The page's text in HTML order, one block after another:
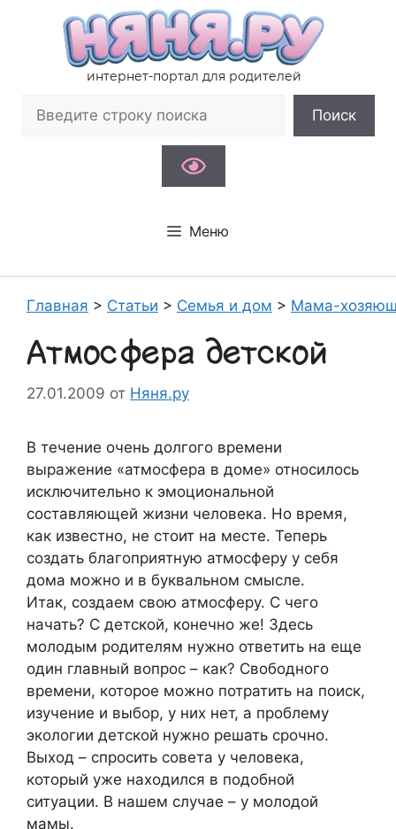
содержимому
интернет-портал для родителей
Поиск
Меню
Главная > Статьи > Семья и дом > Мама-
Атмосфера детской
27.01.2009 от Няня.ру
В течение очень долгого времени
выражение «атмосфера в доме» относилось
исключительно к эмоциональной
составляющей жизни человека. Но время,
как известно, не стоит на месте. Теперь
создать благоприятную атмосферу у себя
дома можно и в буквальном смысле.
Итак, создаем свою атмосферу. С чего
начать? С детской, конечно же! Здесь
молодым родителям нужно ответить на еще
один главный вопрос – как? Свободного
времени, которое можно потратить на поиск,
изучение и выбор, у них нет, а проблему
экологии детской нужно решать срочно.
Выход – спросить совета у человека,
который уже находился в подобной
ситуации. В нашем случае – у молодой
мамы.